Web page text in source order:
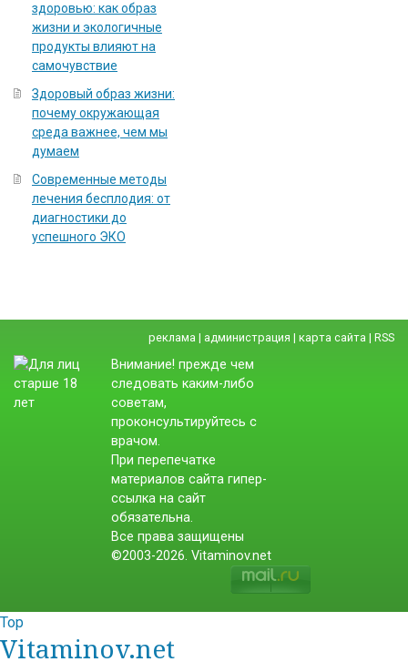
здоровью: как образ
жизни и экологичные
продукты влияют на
самочувствие
Здоровый образ жизни:
почему окружающая
среда важнее, чем мы
думаем
Современные методы
лечения бесплодия: от
диагностики до
успешного ЭКО
реклама | администрация | карта сайта | RSS
Внимание! прежде чем
следовать каким-либо
советам,
проконсультируйтесь с
врачом.
При перепечатке
материалов сайта гипер-
ссылка на сайт
обязательна.
Все права защищены
©2003-2026. Vitaminov.net
Top
Vitaminov.net